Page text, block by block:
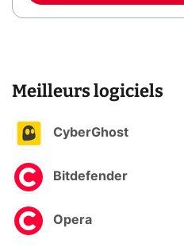
Meilleurs logiciels
CyberGhost
Bitdefender
Opera